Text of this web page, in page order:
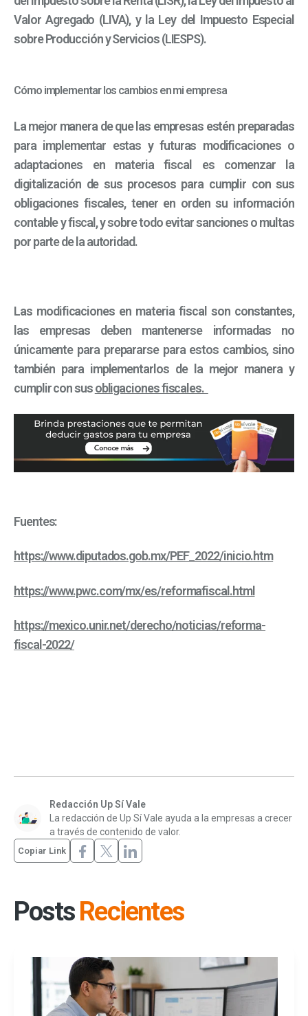
Valor Agregado (LIVA), y la Ley del Impuesto Especial
sobre Producción y Servicios (LIESPS).
Cómo implementar los cambios en mi empresa
La mejor manera de que las empresas estén preparadas
para implementar estas y futuras modificaciones o
adaptaciones en materia fiscal es comenzar la
digitalización de sus procesos para cumplir con sus
obligaciones fiscales, tener en orden su información
contable y fiscal, y sobre todo evitar sanciones o multas
por parte de la autoridad.
Las modificaciones en materia fiscal son constantes,
las empresas deben mantenerse informadas no
únicamente para prepararse para estos cambios, sino
también para implementarlos de la mejor manera y
cumplir con susobligaciones fiscales.
Fuentes:
https://www.diputados.gob.mx/PEF_2022/inicio.htm
https://www.pwc.com/mx/es/reformafiscal.html
https://mexico.unir.net/derecho/noticias/reforma-
fiscal-2022/
Redacción Up Sí Vale
La redacción de Up Sí Vale ayuda a la empresas a crecer
a través de contenido de valor.
Copiar Link
PostsRecientes